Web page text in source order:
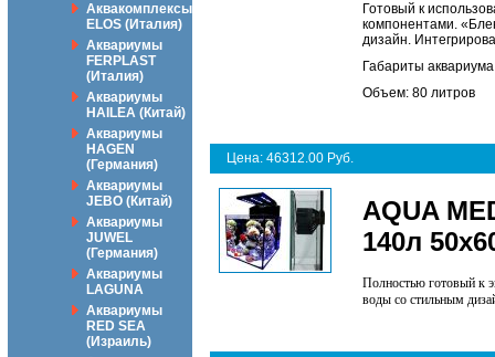
Аквакомплексы
ELOS (Италия)
Аквариумы
FERPLAST
(Италия)
Аквариумы
HAILEA (Китай)
Аквариумы
HAGEN
(Германия)
Аквариумы
JEBO (Китай)
Аквариумы
JUWEL
(Германия)
Аквариумы
LAGUNA
Аквариумы
RED SEA
(Израиль)
Готовый к
компонентами.
дизайн.
Габариты
Объем: 80 литров
Цена: 46312.00 Руб.
AQUA
140л
Полностью готовый к
воды со стильным